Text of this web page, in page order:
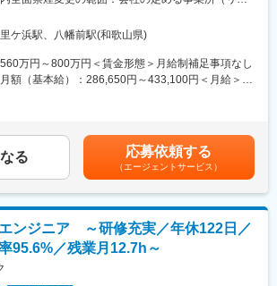
ラスの実績で全国から車が集まるため、バイクと大
は全て対応可能性があります。
と快適な作業環境
やスポットクーラーを完備し、作業スペースも車
ある工場運営
。「事業場三役」の体制に取り組み、IDOMや中古
がお客様・陸運局・世の中や市場といった全方面
状態を目指しています。
代～40代後半中心に活躍中。9割が中途入社です。
件余の製造及び工事施工を受注する当社におい
社設備の建設や変更工事に伴う設計・施工管理業
務や積算業務を社内各部門や外注先の担当者と連携
だきます。
の魅力について：
社設備の建設、保守等を主たる業務としながら、製
えるために『迅速に、フレキシブルに』を心掛け
手企業様を顧客に持っており、『人と人のつなが
る当社にて共に働いていただける方をお待ちして
）
ケ浜駅、八幡前駅(和歌山県)
万円～800万円＜賃金形態＞月給制補足事項なし
額（基本給）：286,650円～433,100円＜月給＞
含まれておりません。賃金はあくまでも目安の金額
を通じて上下する可能性があります。月給(月額)は固
表記です。
る 応募依頼する
（エージェントサービス）
エンジニア ～研修充実／年休122日／
95.6%／残業月12.7h～